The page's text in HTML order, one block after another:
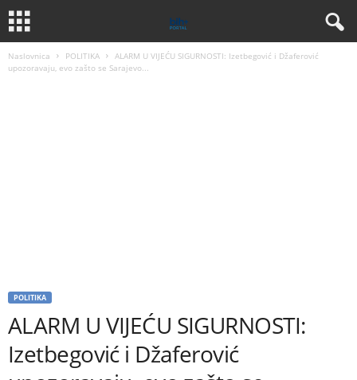
Naslovnica POLITIKA
ALARM U VIJEĆU SIGURNOSTI: Izetbegović i Džaferović
upozoravaju, evo zašto se Sarajevo...
POLITIKA
ALARM U VIJEĆU SIGURNOSTI:
Izetbegović i Džaferović